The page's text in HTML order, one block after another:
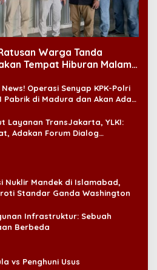
Warga Tanda
Tempat Hiburan Malam
Operasi Senyap KPK-Polri
Pabrik di Madura dan Akan Ada
Layanan TransJakarta, YLKI:
Adakan Forum Dialog
Nuklir Mandek di Islamabad,
Standar Ganda Washington
Infrastruktur: Sebuah
Berbeda
vs Penghuni Usus